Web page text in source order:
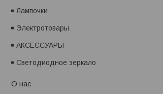
Лампочки
Электротовары
АКСЕССУАРЫ
Светодиодное зеркало
О нас